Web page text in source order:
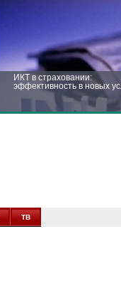
ИКТ в страховании:
эффективность в новых
новых условиях
ТВ